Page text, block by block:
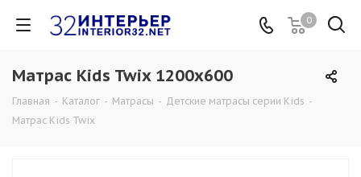
0
Матрас Kids Twix 1200x600
Главная - Каталог - Матрасы - Детские матрасы серии Kids -
Матрас Kids Twix